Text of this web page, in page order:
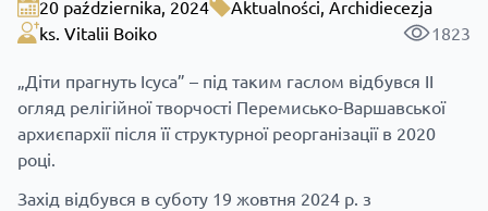
20 października, 2024 Aktualności, Archidiecezja
ks. Vitalii Boiko
1823
„Діти прагнуть Ісуса” – під таким гаслом відбувся ІІ
огляд релігійної творчості Перемисько-Варшавської
архиєпархії після її структурної реорганізації в 2020
році.
Захід відбувся в суботу 19 жовтня 2024 р. з